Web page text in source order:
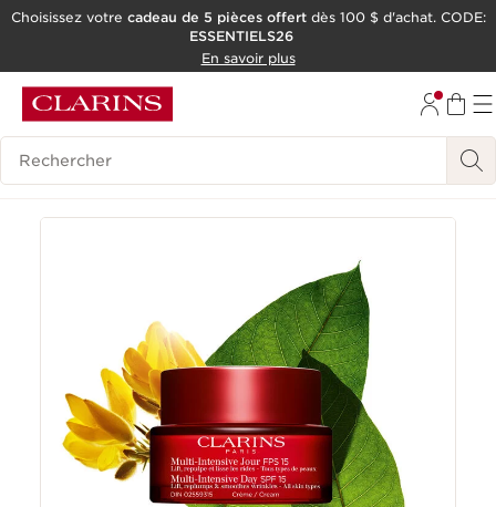
ALLER AU CONTENU
OUTIL D'ACCESSIBILITÉ
Choisissez votre cadeau de 5 pièces offertdès 100 $ d'achat. CODE:
ESSENTIELS26
En savoir plus
Historique des recherches